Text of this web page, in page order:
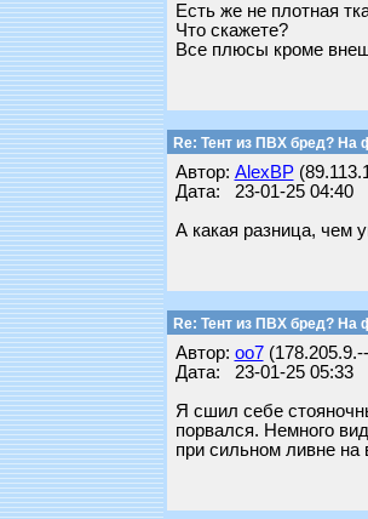
Есть же не плотная
Что скажете?
Все плюсы кроме
Re: Тент из ПВХ бред?
Автор: AlexBP
Дата: 23-01-25 04:40
А какая разница, чем
Re: Тент из ПВХ бред?
Автор: oo7
Дата: 23-01-25 05:33
Я сшил себе
порвался. Немного
при сильном ливне на